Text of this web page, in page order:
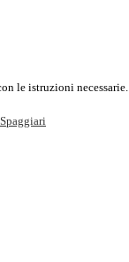
le istruzioni necessarie.